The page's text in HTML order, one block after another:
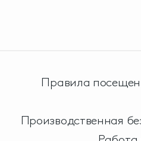
Правила
Производственная